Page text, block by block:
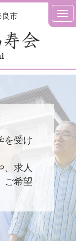
市
を受け
、求人
ご希望